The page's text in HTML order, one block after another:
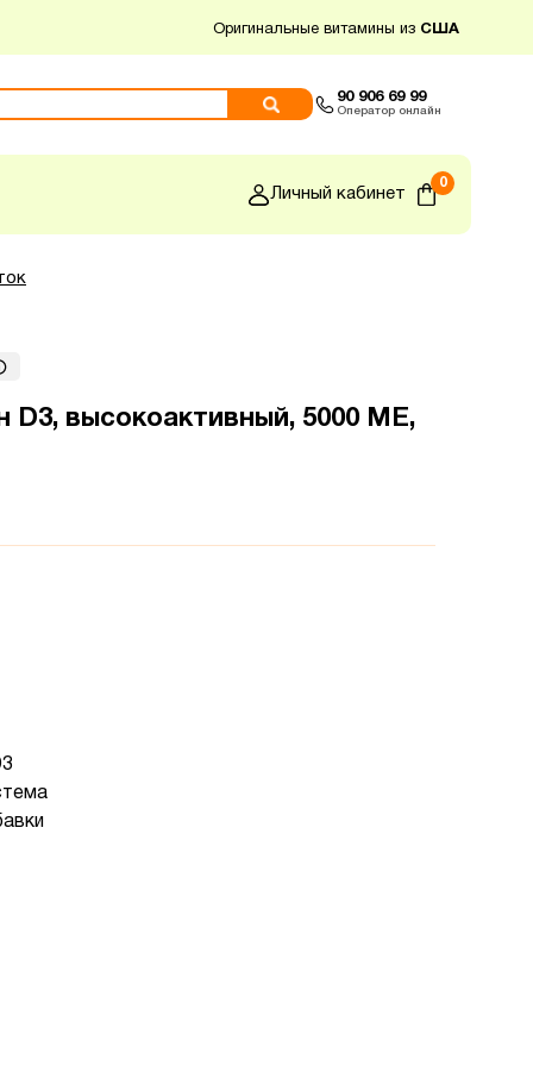
Оригинальные витамины из США
90 906 69 99
Оператор онлайн
Личный кабинет
0
D3, высокоактивный, 5000 МЕ,